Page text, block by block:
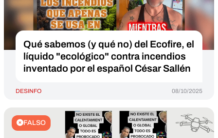
Qué sabemos (y qué no) del Ecofire, el
líquido "ecológico" contra incendios
inventado por el español César Sallén
DESINFO 08/10/2025
FALSO